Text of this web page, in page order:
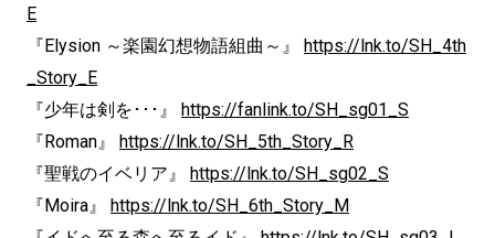
E
『Elysion ～楽園幻想物語組曲～』
https://lnk.to/SH_4th
_Story_E
『少年は剣を･･･』
https://fanlink.to/SH_sg01_S
『Roman』
https://lnk.to/SH_5th_Story_R
『聖戦のイベリア』
https://lnk.to/SH_sg02_S
『Moira』
https://lnk.to/SH_6th_Story_M